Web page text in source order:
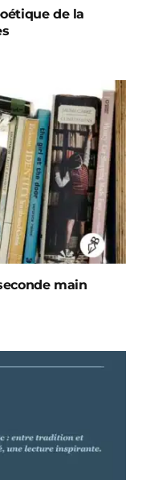
de la
main